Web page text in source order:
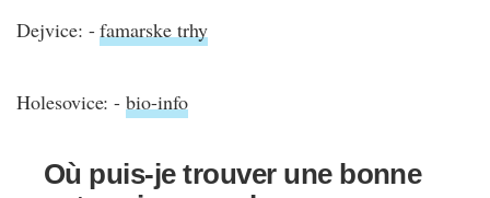
Dejvice: -famarske trhy
Holesovice: -bio-info
Où puis-je trouver une bonne